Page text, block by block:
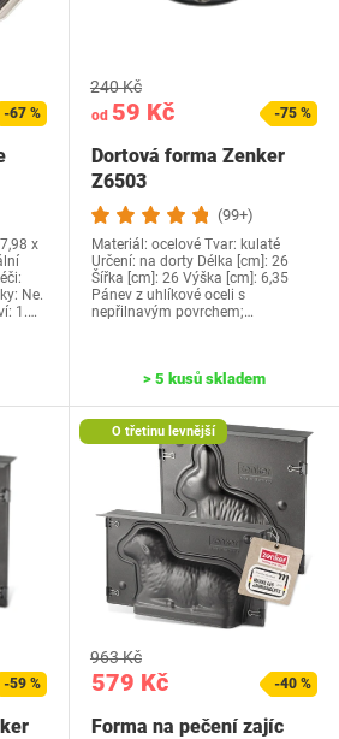
-67 %
x
Ne.
1.…
od 59 Kč
240 Kč
-75 %
Dortová forma Zenker
Z6503
(99+)
Materiál: ocelové Tvar: kulaté
Určení: na dorty Délka [cm]: 26
Šířka [cm]: 26 Výška [cm]: 6,35
Pánev z uhlíkové oceli s
nepřilnavým povrchem;…
> 5 kusů skladem
-59 %
O třetinu levnější
579 Kč
963 Kč
-40 %
Forma na pečení zajíc